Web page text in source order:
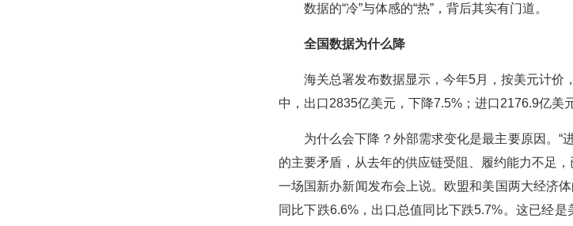
数据的“冷”与体感的“热”，背后其实有门道。
全国数据为什么降
海关总署发布数据显示，今年5月，按美元计价
中，出口2835亿美元，下降7.5%；进口2176.9亿美
为什么会下降？外部需求变化是最主要原因。
的主要矛盾，从去年的供应链受阻、履约能力不足
一场国新办新闻发布会上说。欧盟和美国两大经济
同比下跌6.6%，出口总值同比下跌5.7%。这已经